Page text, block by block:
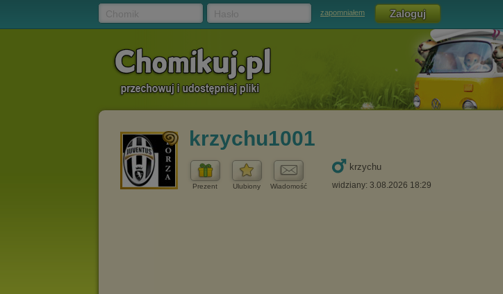
zapomniałem
krzychu1001
Prezent Ulubiony Wiadomość
krzychu
widziany: 3.08.2026 18:29